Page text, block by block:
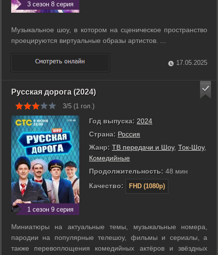
3 сезон 8 серия
Музыкальное шоу, в котором на сценическое пространство
проецируются виртуальные образы артистов. ...
17.05.2025
Русская дорога (2024)
3/5 (1 гол.)
1 сезон 9 серия
Год выпуска: 2024
Страна: Россия
Жанр: ТВ передачи и Шоу, Ток-Шоу,
Комедийные
Продолжительность: 48 мин
Качество:
FHD (1080p)
Миниатюры на актуальные темы, музыкальные номера,
пародии на популярные телешоу, фильмы и сериалы, а
также перевоплощения комедийных актёров и звёздных